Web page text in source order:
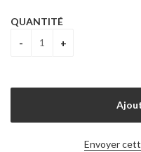
QUANTITÉ
Envoyer